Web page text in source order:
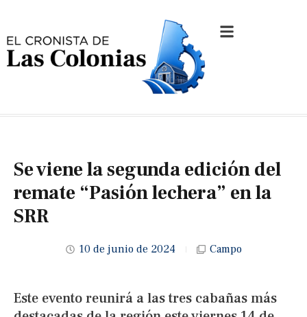
Se viene la segunda edición del
remate “Pasión lechera” en la
SRR
10 de junio de 2024 Campo
Este evento reunirá a las tres cabañas más